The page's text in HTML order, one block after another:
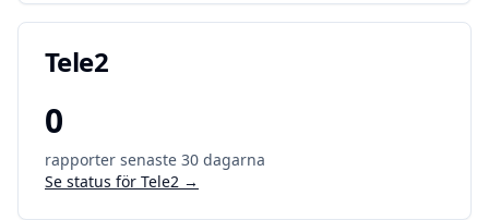
Tele2
0
rapporter senaste 30 dagarna
Se status för Tele2 →